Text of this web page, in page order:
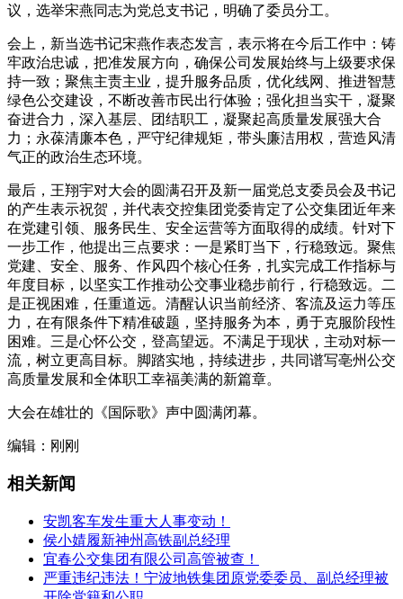
议，选举宋燕同志为党总支书记，明确了委员分工。
会上，新当选书记宋燕作表态发言，表示将在今后工作中：铸
牢政治忠诚，把准发展方向，确保公司发展始终与上级要求保
持一致；聚焦主责主业，提升服务品质，优化线网、推进智慧
绿色公交建设，不断改善市民出行体验；强化担当实干，凝聚
奋进合力，深入基层、团结职工，凝聚起高质量发展强大合
力；永葆清廉本色，严守纪律规矩，带头廉洁用权，营造风清
气正的政治生态环境。
最后，王翔宇对大会的圆满召开及新一届党总支委员会及书记
的产生表示祝贺，并代表交控集团党委肯定了公交集团近年来
在党建引领、服务民生、安全运营等方面取得的成绩。针对下
一步工作，他提出三点要求：一是紧盯当下，行稳致远。聚焦
党建、安全、服务、作风四个核心任务，扎实完成工作指标与
年度目标，以坚实工作推动公交事业稳步前行，行稳致远。二
是正视困难，任重道远。清醒认识当前经济、客流及运力等压
力，在有限条件下精准破题，坚持服务为本，勇于克服阶段性
困难。三是心怀公交，登高望远。不满足于现状，主动对标一
流，树立更高目标。脚踏实地，持续进步，共同谱写亳州公交
高质量发展和全体职工幸福美满的新篇章。
大会在雄壮的《国际歌》声中圆满闭幕。
编辑：刚刚
相关新闻
安凯客车发生重大人事变动！
侯小婧履新神州高铁副总经理
宜春公交集团有限公司高管被查！
严重违纪违法！宁波地铁集团原党委委员、副总经理被